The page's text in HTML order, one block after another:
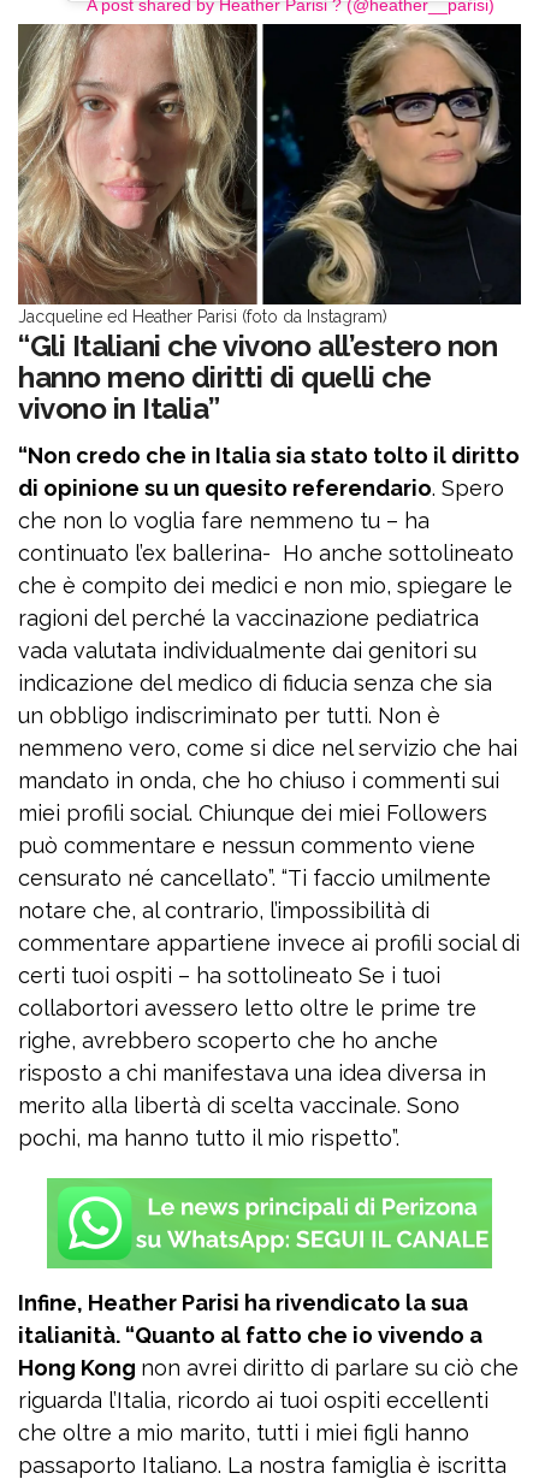
A post shared by Heather Parisi ? (@heather__parisi)
Jacqueline ed Heather Parisi (foto da Instagram)
“Gli Italiani che vivono all’estero non
hanno meno diritti di quelli che
vivono in Italia”
“Non credo che in Italia sia stato tolto il diritto
di opinione su un quesito referendario. Spero
che non lo voglia fare nemmeno tu – ha
continuato l’ex ballerina- Ho anche sottolineato
che è compito dei medici e non mio, spiegare le
ragioni del perché la vaccinazione pediatrica
vada valutata individualmente dai genitori su
indicazione del medico di fiducia senza che sia
un obbligo indiscriminato per tutti. Non è
nemmeno vero, come si dice nel servizio che hai
mandato in onda, che ho chiuso i commenti sui
miei profili social. Chiunque dei miei Followers
può commentare e nessun commento viene
censurato né cancellato”. “Ti faccio umilmente
notare che, al contrario, l’impossibilità di
commentare appartiene invece ai profili social di
certi tuoi ospiti – ha sottolineato Se i tuoi
collabortori avessero letto oltre le prime tre
righe, avrebbero scoperto che ho anche
risposto a chi manifestava una idea diversa in
merito alla libertà di scelta vaccinale. Sono
pochi, ma hanno tutto il mio rispetto”.
Infine, Heather Parisi ha rivendicato la sua
italianità. “Quanto al fatto che io vivendo a
Hong Kong non avrei diritto di parlare su ciò che
riguarda l’Italia, ricordo ai tuoi ospiti eccellenti
che oltre a mio marito, tutti i miei figli hanno
passaporto Italiano. La nostra famiglia è iscritta